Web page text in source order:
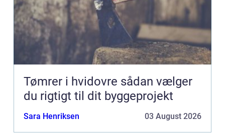
Tømrer i hvidovre sådan vælger
du rigtigt til dit byggeprojekt
Sara Henriksen 03 August 2026